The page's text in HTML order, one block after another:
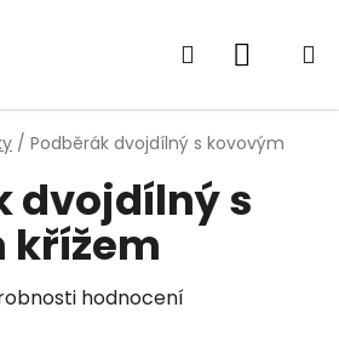
Hledat
/ Podběrák dvojdílný s kovovým
dvojdílný s
křížem
hodnocení